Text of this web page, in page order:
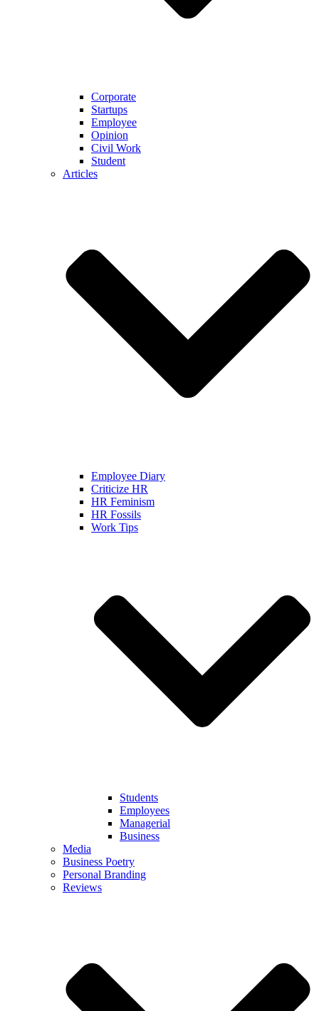
Corporate
Startups
Employee
Opinion
Civil Work
Student
Articles
Employee Diary
Criticize HR
HR Feminism
HR Fossils
Work Tips
Students
Employees
Managerial
Business
Media
Business Poetry
Personal Branding
Reviews